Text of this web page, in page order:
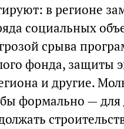
в регионе
социальных
срыва
фонда, защиты
и другие.
формально —